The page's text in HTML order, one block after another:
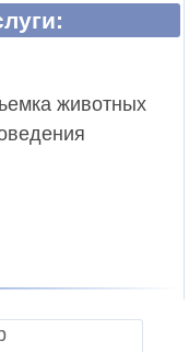
животных